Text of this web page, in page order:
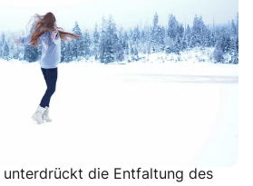
5, 38100
innere Zwangsjacke, die entsteht,
die Entfaltung des